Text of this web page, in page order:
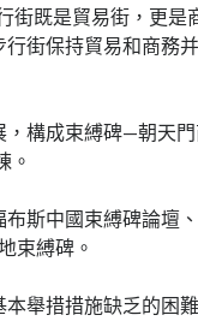
街既是貿易街，更是
街保持貿易和商務
構成束縛碑—朝天
。
斯中國束縛碑論壇
束縛碑。
舉措措施缺乏的困難